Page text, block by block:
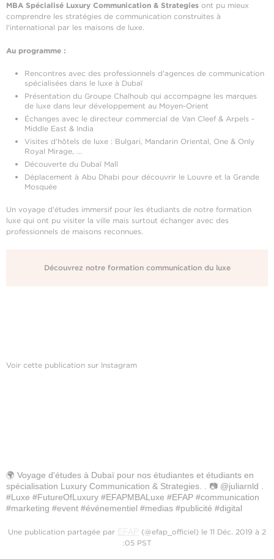
MBA Spécialisé Luxury Communication & Strategies ont pu mieux
comprendre les stratégies de communication construites à
l'international par les maisons de luxe.
Au programme :
Rencontres avec des professionnels d'agences de communication
spécialisées dans le luxe à Dubaï
Présentation du Groupe Chalhoub qui accompagne les marques
de luxe dans leur développement au Moyen-Orient
Échanges avec le directeur commercial de Van Cleef & Arpels -
Middle East & India
Visites d'hôtels de luxe : Bulgari, Mandarin Oriental, One & Only
Royal Mirage, ...
Découverte du Dubaï Mall
Déplacement à Abu Dhabi pour découvrir le Louvre et la Grande
Mosquée
Un voyage d'études immersif pour les étudiants de notre formation
luxe qui ont pu visiter la ville mais surtout échanger avec des
professionnels de maisons reconnues.
Découvrez notre formation communication du luxe
Voir cette publication sur Instagram
🌍 Voyage d'études à Dubaï pour nos étudiantes et étudiants en
spécialisation Luxury Communication & Strategies. . 📷 @juliarnld .
#Luxe #FutureOfLuxury #EFAPMBALuxe #EFAP #communication
#marketing #event #événementiel #medias #publicité #digital
Une publication partagée par
(@efap_officiel) le 11 Déc. 2019 à 2
:05 PST